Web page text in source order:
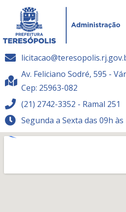
Av. Feliciano Sodré, 595 -
Cep: 25963-082
(21) 2742-3352 - Ramal 251
Segunda a Sexta das 09h às